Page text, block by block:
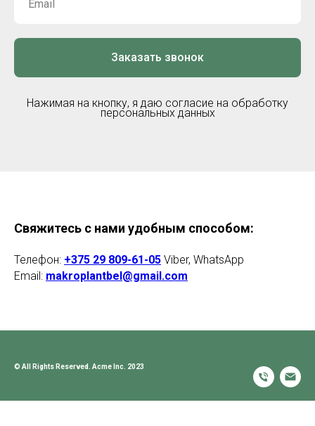
Заказать звонок
Нажимая на кнопку, я даю согласие на обработку
персональных данных
Свяжитесь с нами удобным способом:
Телефон: +375 29 809-61-05 Viber, WhatsApp
Email: makroplantbel@gmail.com
© All Rights Reserved. Acme Inc. 2023